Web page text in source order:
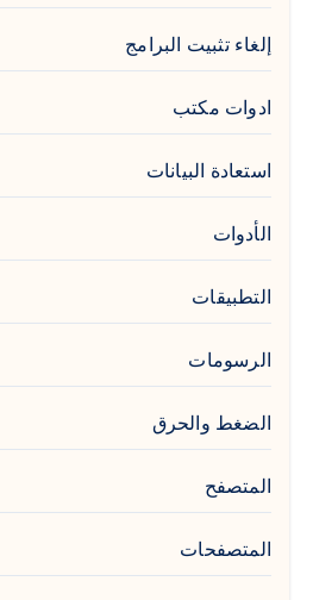
إلغاء تثبيت البرامج
ادوات مكتب
استعادة البيانات
الأدوات
التطبيقات
الرسومات
الضغط والحرق
المتصفح
المتصفحات